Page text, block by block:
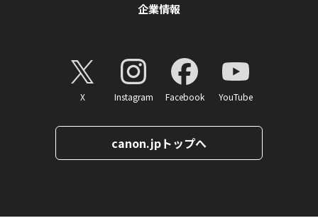
企業情報
X Instagram Facebook YouTube
canon.jpトップへ